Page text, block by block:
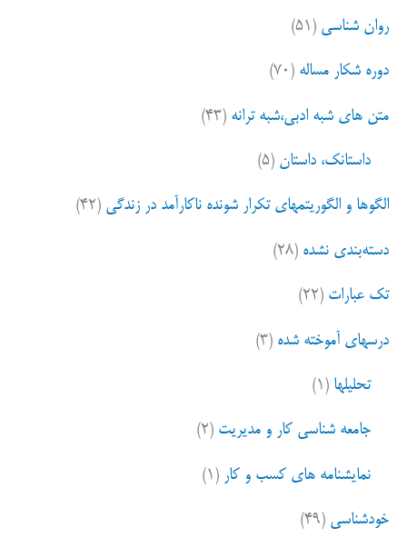
:روان شناسی (۵۱)
دوره شکار مساله (۷۰)
متن های شبه ادبی،شبه ترانه (۴۳)
داستانک، داستان (۵)
الگوها و الگوریتمهای تکرار شونده ناکارآمد در زندگی (۴۲)
دسته‌بندی نشده (۲۸)
تک عبارات (۲۲)
درسهای آموخته شده (۳)
تحلیلها (۱)
جامعه شناسی کار و مدیریت (۲)
نمایشنامه های کسب و کار (۱)
خودشناسی (۴۹)